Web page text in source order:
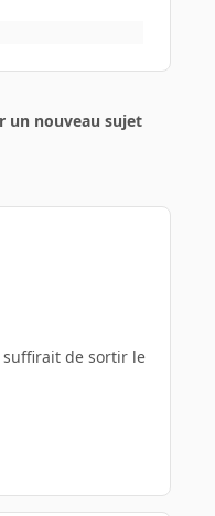
un nouveau sujet
de sortir le